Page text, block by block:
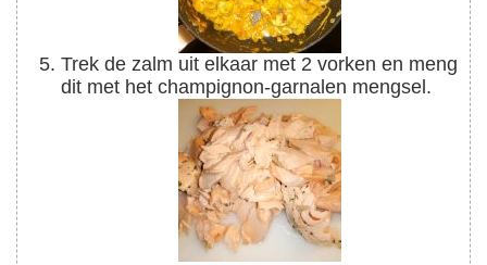
Trek de zalm uit elkaar met 2 vorken en meng
dit met het champignon-garnalen mengsel.